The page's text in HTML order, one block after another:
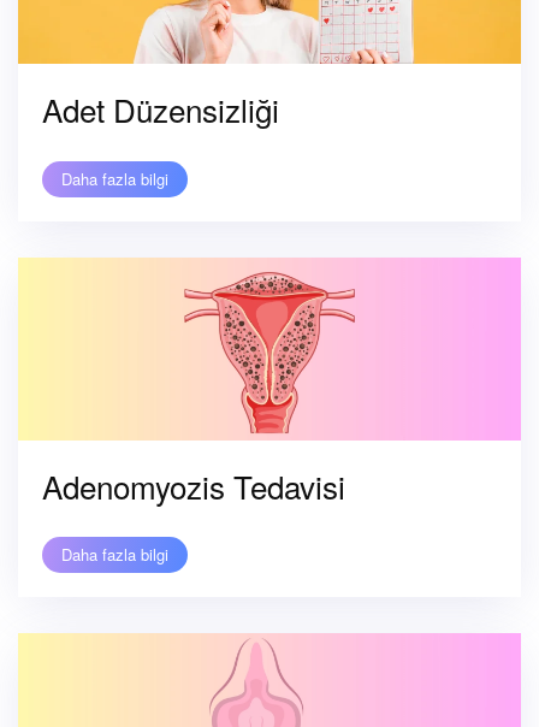
Adet Düzensizliği
Daha fazla bilgi
Adenomyozis Tedavisi
Daha fazla bilgi